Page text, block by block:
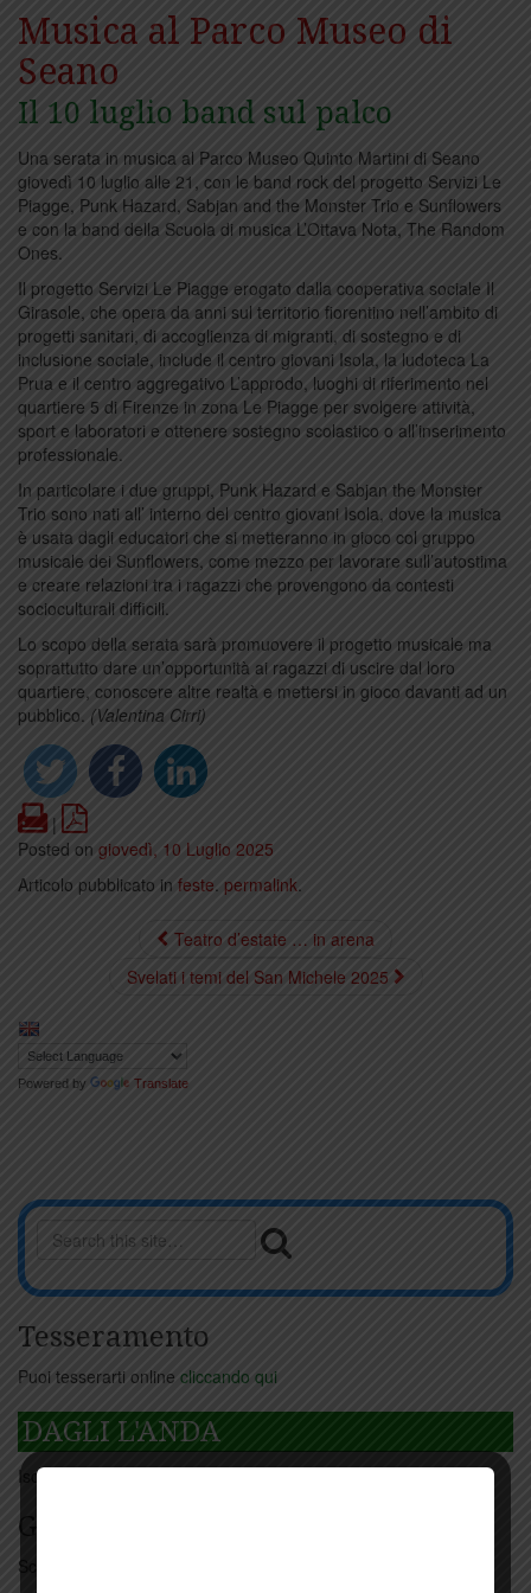
Musica al Parco Museo di
Seano
Il 10 luglio band sul palco
Una serata in musica al Parco Museo Quinto Martini di Seano
giovedì 10 luglio alle 21, con le band rock del progetto Servizi Le
Piagge, Punk Hazard, Sabjan and the Monster Trio e Sunflowers
e con la band della Scuola di musica L’Ottava Nota, The Random
Ones.
Il progetto Servizi Le Piagge erogato dalla cooperativa sociale Il
Girasole, che opera da anni sul territorio fiorentino nell’ambito di
progetti sanitari, di accoglienza di migranti, di sostegno e di
inclusione sociale, include il centro giovani Isola, la ludoteca La
Prua e il centro aggregativo L’approdo, luoghi di riferimento nel
quartiere 5 di Firenze in zona Le Piagge per svolgere attività,
sport e laboratori e ottenere sostegno scolastico o all’inserimento
professionale.
In particolare i due gruppi, Punk Hazard e Sabjan the Monster
Trio sono nati all’ interno del centro giovani Isola, dove la musica
è usata dagli educatori che si metteranno in gioco col gruppo
musicale dei Sunflowers, come mezzo per lavorare sull’autostima
e creare relazioni tra i ragazzi che provengono da contesti
socioculturali difficili.
Lo scopo della serata sarà promuovere il progetto musicale ma
soprattutto dare un’opportunità ai ragazzi di uscire dal loro
quartiere, conoscere altre realtà e mettersi in gioco davanti ad un
pubblico. (Valentina Cirri)
Print
|
Posted on giovedì, 10 Luglio 2025
Articolo pubblicato in feste. permalink.
Teatro d’estate … in arena
Svelati i temi del San Michele 2025
Powered by Translate
Tesseramento
Puoi tesserarti online cliccando qui
DAGLI L'ANDA
Iscriviti
Giorno per giorno a Carmignano
Scopri tutti gli eventi